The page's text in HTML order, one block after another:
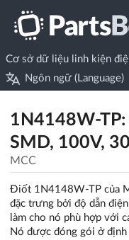
Cơ sở dữ liệu linh kiện
Ngôn ngữ (Language)
1N4148W-
SMD, 100V,
MCC
Điốt 1N4148W-TP của
đặc trưng bởi độ dẫn
làm cho nó phù hợp với
Nó được đóng gói ở